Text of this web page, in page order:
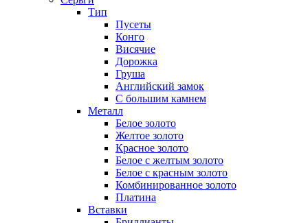
Тип
Пусеты
Конго
Висячие
Дорожка
Груша
Английский замок
С большим камнем
Металл
Белое золото
Желтое золото
Красное золото
Белое с желтым золото
Белое с красным золото
Комбинированное золото
Платина
Вставки